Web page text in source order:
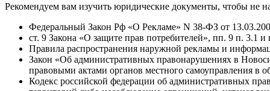
Рекомендуем вам изучить юридические документы, чтобы не
Федеральный Закон Рф «О Рекламе» N 38-ФЗ от
ст. 9 Закона «О защите прав потребителей», пп. 9 п.
Правила распространения наружной рекламы и
Закон «Об административных правонарушениях в
правовыми актами органов местного самоуправления в
Кодекс российской федерации об административных